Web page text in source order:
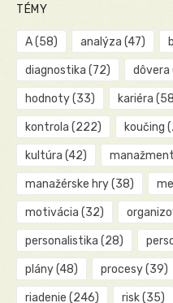
TÉMY
A(58) analýza (47)
diagnostika (72) dôvera
hodnoty(33) kariéra
kontrola (222) koučing
kultúra (42) manažment
manažérske hry(38)
motivácia (32)
personalistika (28)
plány(48) procesy(39)
riadenie (246) risk(35)